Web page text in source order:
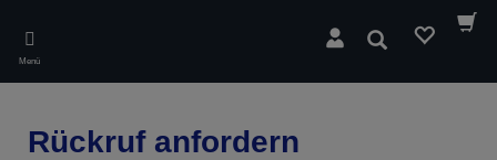
main
content
Menü
Suchen
Rückruf anfordern